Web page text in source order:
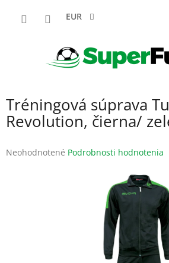
EUR
Tréningová súprava
Revolution, čierna/
Priemerné
Neohodnotené Podrobnosti hodnotenia